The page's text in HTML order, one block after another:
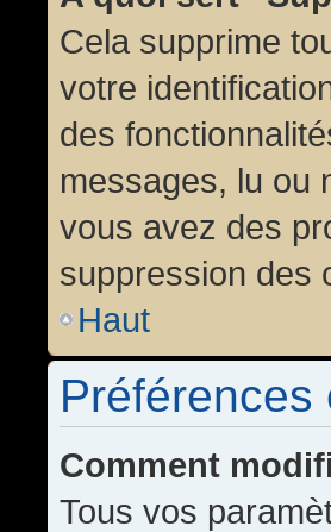
Cela supprime
votre
des
messages, lu ou
vous avez des
suppression des
Haut
Préférences
Comment
Tous vos